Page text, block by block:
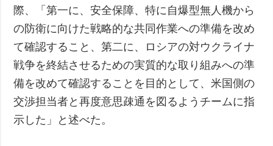
際、「第一に、安全保障、特に自爆型無人機から
の防衛に向けた戦略的な共同作業への準備を改め
て確認すること、第二に、ロシアの対ウクライナ
戦争を終結させるための実質的な取り組みへの準
備を改めて確認することを目的として、米国側の
交渉担当者と再度意思疎通を図るようチームに指
示した」と述べた。